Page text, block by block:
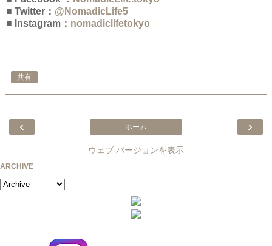
■ Twitter： @NomadicLife5
■ Instagram： nomadiclifetokyo
共有
‹ ›
ホーム
ウェブ バージョンを表示
ARCHIVE